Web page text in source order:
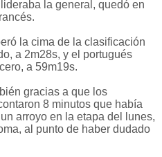
la general, quedó en
la cima de la clasificación
a 2m28s, y el portugués
a 59m19s.
gracias a que los
8 minutos que había
arroyo en la etapa del lunes,
al punto de haber dudado